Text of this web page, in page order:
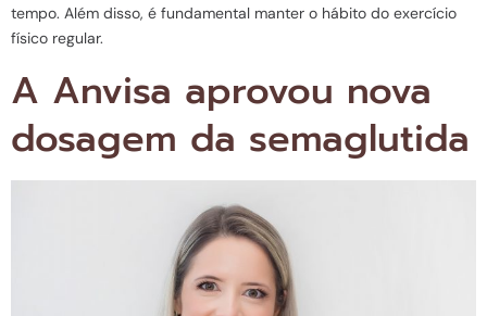
tempo. Além disso, é fundamental manter o hábito do exercício
físico regular.
A Anvisa aprovou nova
dosagem da semaglutida